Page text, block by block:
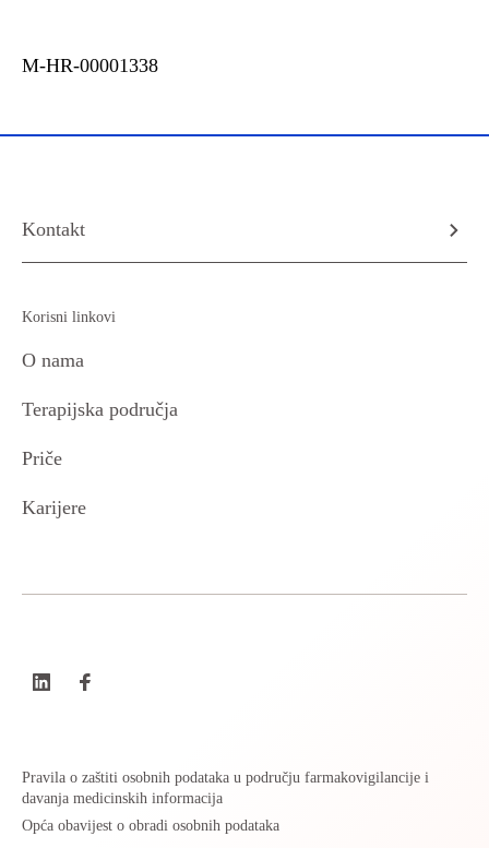
M-HR-00001338
Kontakt
Korisni linkovi
O nama
Terapijska područja
Priče
Karijere
Pravila o zaštiti osobnih podataka u području farmakovigilancije i
davanja medicinskih informacija
Opća obavijest o obradi osobnih podataka